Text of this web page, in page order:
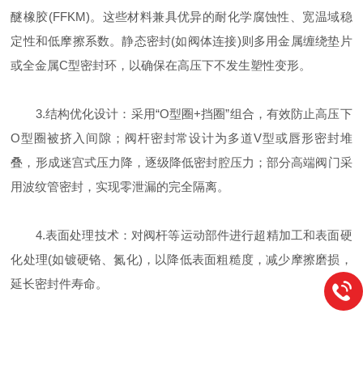
醚橡胶(FFKM)。这些材料兼具优异的耐化学腐蚀性、宽温域稳
定性和低摩擦系数。静态密封(如阀体连接)则多用金属缠绕垫片
或全金属C型密封环，以确保在高压下不发生塑性变形。
3.结构优化设计：采用“O型圈+挡圈”组合，有效防止高压下
O型圈被挤入间隙；阀杆密封常设计为多道V型或唇形密封堆
叠，形成迷宫式压力降，逐级降低密封腔压力；部分高端阀门采
用波纹管密封，实现零泄漏的完全隔离。
4.表面处理技术：对阀杆等运动部件进行超精加工和表面硬
化处理(如镀硬铬、氮化)，以降低表面粗糙度，减少摩擦磨损，
延长密封件寿命。